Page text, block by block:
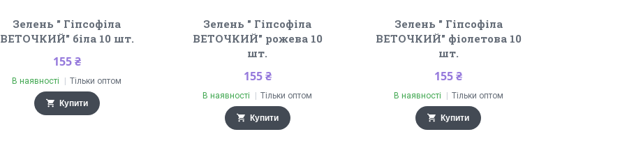
Зелень " Гіпсофіла
ВЕТОЧКИЙ" біла 10 шт.
155 ₴
В наявності Тільки оптом
Купити
Зелень " Гіпсофіла
ВЕТОЧКИЙ" рожева 10
шт.
155 ₴
В наявності Тільки оптом
Купити
Зелень " Гіпсофіла
ВЕТОЧКИЙ" фіолетова 10
шт.
155 ₴
В наявності Тільки оптом
Купити